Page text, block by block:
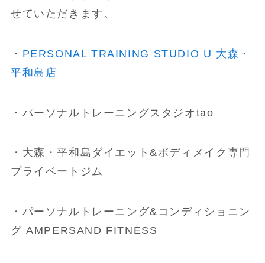
せていただきます。
・ PERSONAL TRAINING STUDIO U 大森・
平和島店
・パーソナルトレーニングスタジオtao
・大森・平和島ダイエット&ボディメイク専門
プライベートジム
・パーソナルトレーニング&コンディショニン
グ AMPERSAND FITNESS